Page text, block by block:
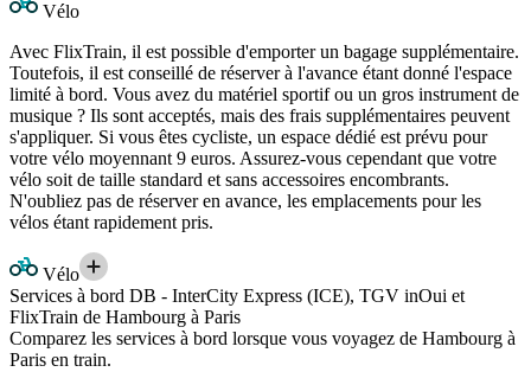
Vélo
Avec FlixTrain, il est possible d'emporter un bagage supplémentaire.
Toutefois, il est conseillé de réserver à l'avance étant donné l'espace
limité à bord. Vous avez du matériel sportif ou un gros instrument de
musique ? Ils sont acceptés, mais des frais supplémentaires peuvent
s'appliquer. Si vous êtes cycliste, un espace dédié est prévu pour
votre vélo moyennant 9 euros. Assurez-vous cependant que votre
vélo soit de taille standard et sans accessoires encombrants.
N'oubliez pas de réserver en avance, les emplacements pour les
vélos étant rapidement pris.
Vélo
Services à bord DB - InterCity Express (ICE), TGV inOui et
FlixTrain de Hambourg à Paris
Comparez les services à bord lorsque vous voyagez de Hambourg à
Paris en train.